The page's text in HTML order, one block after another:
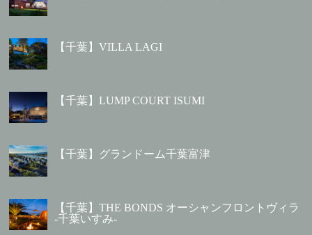
【千葉】VILLA LAGI
【千葉】LUMP COURT ISUMI
【千葉】グランドーム千葉富津
【千葉】THE BONDS オーシャンフロントヴィラ
-千葉いすみ-